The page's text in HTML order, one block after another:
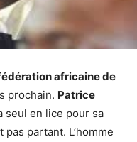
africaine de
prochain. Patrice
seul en lice pour sa
pas partant. L’homme